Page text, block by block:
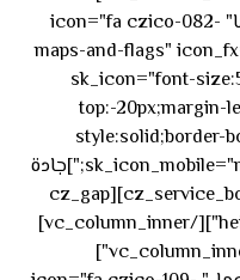
[cz_service_box title="مواقعنا" icon="fa czico-082-
maps-and-flags"
sk_icon="font-
top:-20px;margin-
style:solid;border-
sk_icon_mobile="margin-right:0px;margin-left:0px;"]جادة
الشيخ محمد بن راشد – دبي[/cz_service_box][cz_gap
height="0px" height_tablet="50px"][/vc_column_inner]
[vc_column_inner offset="vc_col-md-4"]